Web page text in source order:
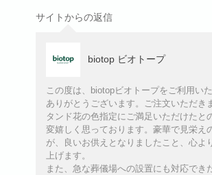
サイトからの返信
biotop ビオトープ
この度は、biotopビオトープをご利用い
ありがとうございます。ご注文いただき
タンド花の色指定にご満足いただけたと
変嬉しく思っております。豪華で見栄え
が、良いお供えとなりましたこと、心よ
上げます。
また、急な葬儀場への設置にも対応でき